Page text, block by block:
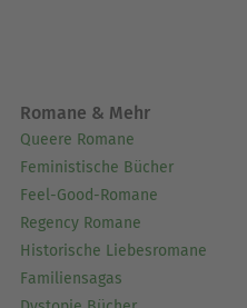
Romane & Mehr
Queere Romane
Feministische Bücher
Feel-Good-Romane
Regency Romane
Historische Liebesromane
Familiensagas